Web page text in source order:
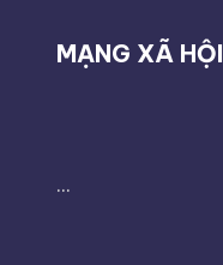
MẠNG XÃ HỘI
...